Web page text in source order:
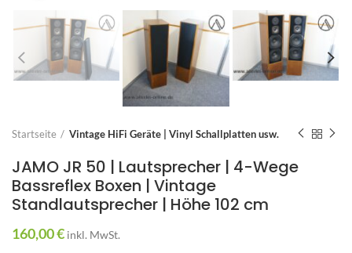
Startseite Vintage HiFi Geräte | Vinyl Schallplatten usw.
JAMO JR 50 | Lautsprecher | 4-Wege
Bassreflex Boxen | Vintage
Standlautsprecher | Höhe 102 cm
160,00€ inkl. MwSt.